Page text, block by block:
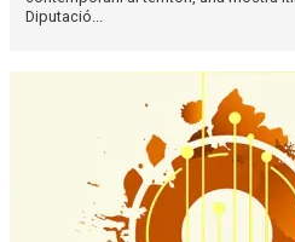
Diputació...